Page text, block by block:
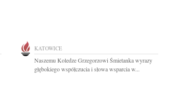
KATOWICE
Naszemu Koledze Grzegorzowi Śmietanka wyrazy
głębokiego współczucia i słowa wsparcia w...